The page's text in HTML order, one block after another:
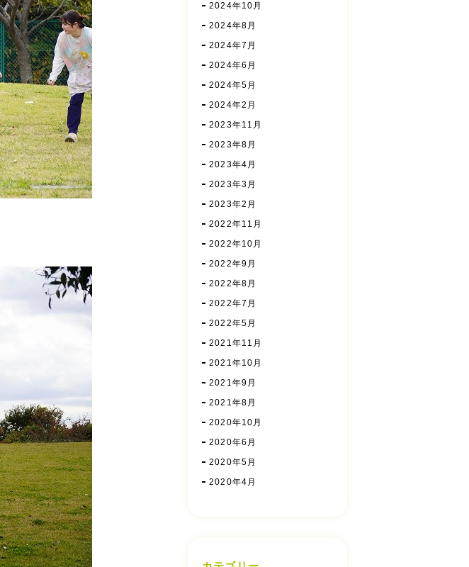
2024年10月
2024年8月
2024年7月
2024年6月
2024年5月
2024年2月
2023年11月
2023年8月
2023年4月
2023年3月
2023年2月
2022年11月
2022年10月
2022年9月
2022年8月
2022年7月
2022年5月
2021年11月
2021年10月
2021年9月
2021年8月
2020年10月
2020年6月
2020年5月
2020年4月